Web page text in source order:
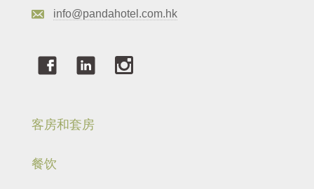
info@pandahotel.com.hk
客房和套房
餐饮